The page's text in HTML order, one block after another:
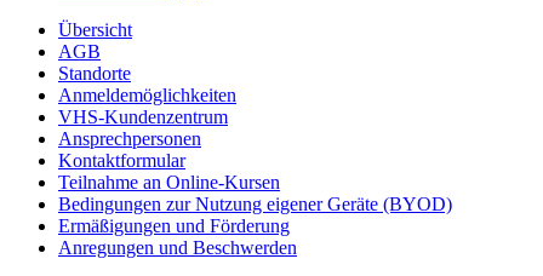
Übersicht
AGB
Standorte
Anmeldemöglichkeiten
VHS-Kundenzentrum
Ansprechpersonen
Kontaktformular
Teilnahme an Online-Kursen
Bedingungen zur Nutzung eigener Geräte (BYOD)
Ermäßigungen und Förderung
Anregungen und Beschwerden